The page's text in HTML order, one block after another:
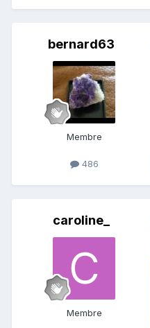
bernard63
Membre
486
caroline_
Membre